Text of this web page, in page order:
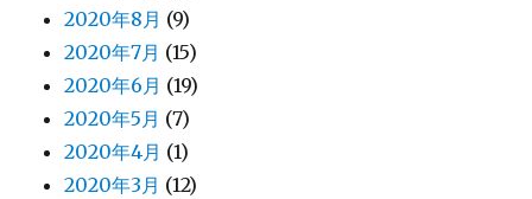
2020年8月 (9)
2020年7月 (15)
2020年6月 (19)
2020年5月 (7)
2020年4月 (1)
2020年3月 (12)